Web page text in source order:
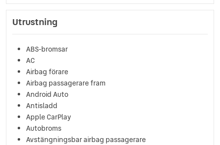
Utrustning
ABS-bromsar
AC
Airbag förare
Airbag passagerare fram
Android Auto
Antisladd
Apple CarPlay
Autobroms
Avstängningsbar airbag passagerare